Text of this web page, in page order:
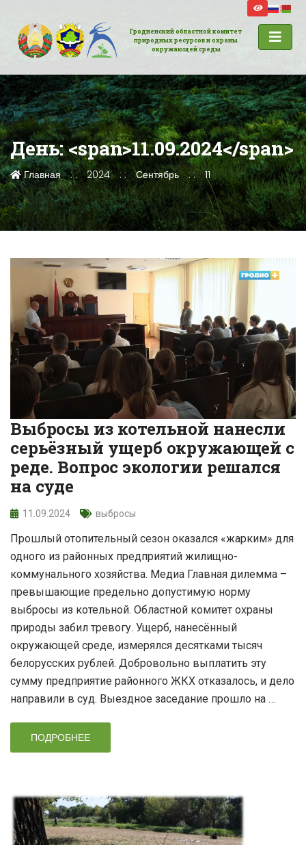
Гродненский областной комитет
природных ресурсов и охраны
окружающей среды
День: <span>11.09.2024</span>
Главная 2024 Сентябрь 11
Выбросы из котельной нанесли
серьёзный ущерб окружающей с
реде. Вопрос экологии решался
на суде
11.09.2024 выбросы
Прошлый отопительный сезон оказался «жарким» для
одного из районных предприятий жилищно-
коммунального хозяйства. Медиа Главная дилемма –
превышающие предельно допустимую норму
выбросы из котельной. Областной комитет охраны
природы забил тревогу. Ущерб, нанесённый
окружающей среде, измерялся десятками тысяч
белорусских рублей. Добровольно выплатить эту
сумму предприятие районного ЖКХ отказалось, и дело
направили в суд. Выездное заседание прошло на …
ПОДРОБНЕЕ